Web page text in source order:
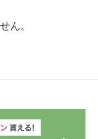
ん。